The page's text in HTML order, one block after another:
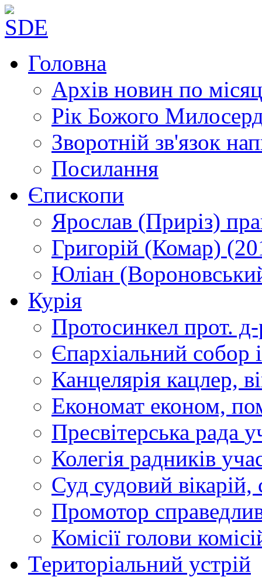
Головна
Архів новин по
Рік Божого
Зворотній зв'язок
Посилання
Єпископи
Ярослав (Приріз)
Григорій (Комар)
Юліан
Курія
Протосинкел прот.
Єпархіальний собор
Канцелярія кацлер,
Економат економ,
Пресвітерська рада
Колегія радників
Суд судовий вікарій,
Промотор
Комісії голови
Територіальний устрій